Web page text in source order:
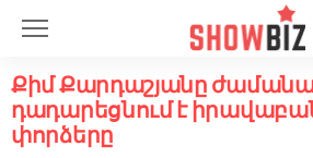
Քիմ Քարդաշյանը
դադարեցնում է
փորձերը